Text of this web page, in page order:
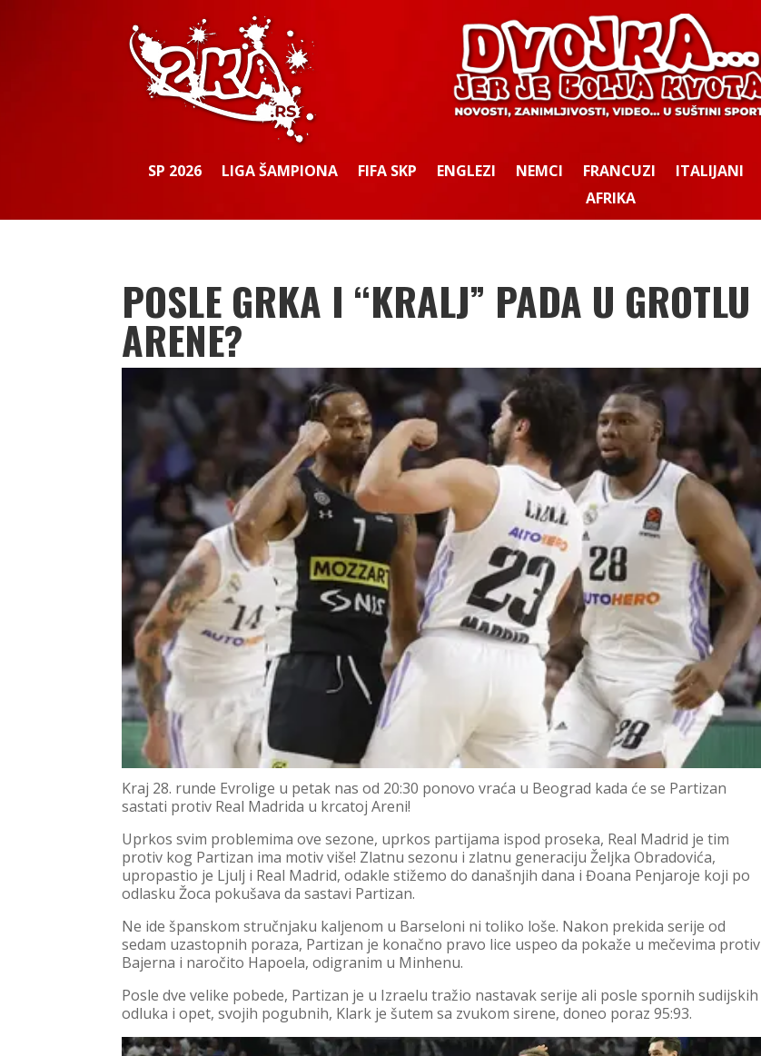
SP 2026 LIGA ŠAMPIONA FIFA SKP ENGLEZI NEMCI FRANCUZI ITALIJANI
AFRIKA
POSLE GRKA I “KRALJ” PADA U GROTLU
ARENE?
Kraj 28. runde Evrolige u petak nas od 20:30 ponovo vraća u Beograd kada će se Partizan
sastati protiv Real Madrida u krcatoj Areni!
Uprkos svim problemima ove sezone, uprkos partijama ispod proseka, Real Madrid je tim
protiv kog Partizan ima motiv više! Zlatnu sezonu i zlatnu generaciju Željka Obradovića,
upropastio je Ljulj i Real Madrid, odakle stižemo do današnjih dana i Đoana Penjaroje koji po
odlasku Žoca pokušava da sastavi Partizan.
Ne ide španskom stručnjaku kaljenom u Barseloni ni toliko loše. Nakon prekida serije od
sedam uzastopnih poraza, Partizan je konačno pravo lice uspeo da pokaže u mečevima protiv
Bajerna i naročito Hapoela, odigranim u Minhenu.
Posle dve velike pobede, Partizan je u Izraelu tražio nastavak serije ali posle spornih sudijskih
odluka i opet, svojih pogubnih, Klark je šutem sa zvukom sirene, doneo poraz 95:93.